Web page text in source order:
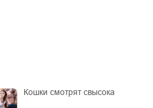
Кошки смотрят свысока